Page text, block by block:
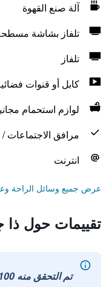
آلة صنع القهوة
تلفاز بشاشة
تلفاز
كابل أو قنوات
لوازم استحمام
مرافق الاجتماعات /
انترنت
عرض جميع وسائل الراحة
تقييمات حول
تم التحقق منه 100%